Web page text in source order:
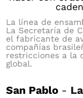
La línea de
La Secretaría de
el fabricante de
compañías
restricciones a la
global.
San Pablo -